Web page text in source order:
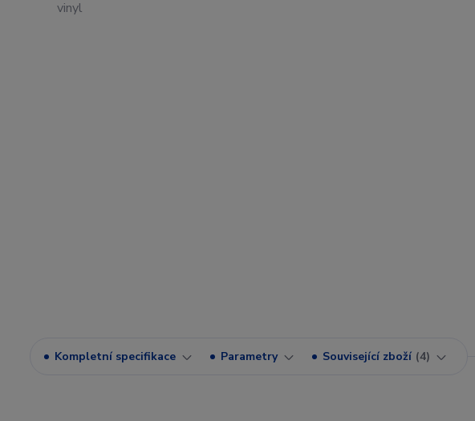
Kompletní specifikace Parametry Související zboží 4